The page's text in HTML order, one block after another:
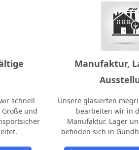
schnell
Große und
Manufaktur,
Unsere glasierten
bearbeiten wir in
Manufaktur. Lager
befinden sich in